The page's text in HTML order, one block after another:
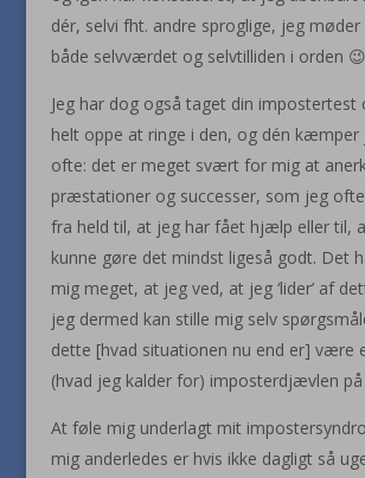
dér, selvi fht. andre sproglige, jeg
både selvværdet og selvtilliden i orden 😉
Jeg har dog også taget din
helt oppe at ringe i den, og dén kæmper
ofte: det er meget svært for mig at
præstationer og successer, som jeg
fra held til, at jeg har fået hjælp eller til,
kunne gøre det mindst ligeså godt. Det
mig meget, at jeg ved, at jeg ‘lider’ af
jeg dermed kan stille mig selv
dette [hvad situationen nu end er] være
(hvad jeg kalder for) imposterdjævlen på
At føle mig underlagt mit
mig anderledes er hvis ikke dagligt så